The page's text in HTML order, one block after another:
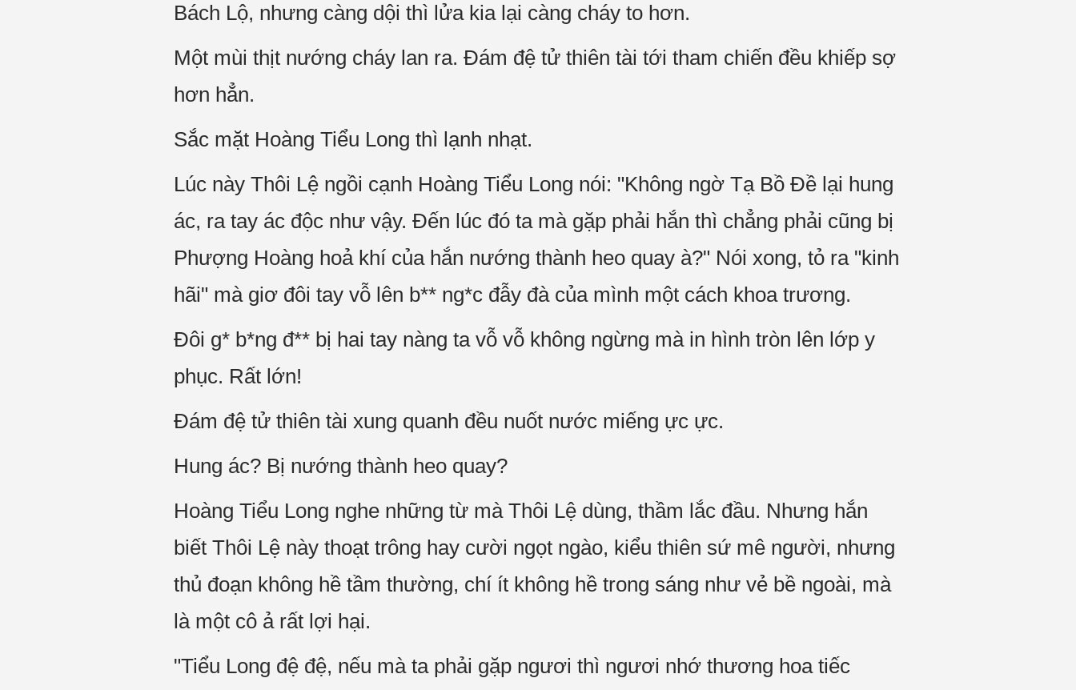
Bách Lộ, nhưng càng dội thì lửa kia lại càng cháy to hơn.
Một mùi thịt nướng cháy lan ra. Đám đệ tử thiên tài tới tham chiến đều khiếp sợ
hơn hẳn.
Sắc mặt Hoàng Tiểu Long thì lạnh nhạt.
Lúc này Thôi Lệ ngồi cạnh Hoàng Tiểu Long nói: "Không ngờ Tạ Bồ Đề lại hung
ác, ra tay ác độc như vậy. Đến lúc đó ta mà gặp phải hắn thì chẳng phải cũng bị
Phượng Hoàng hoả khí của hắn nướng thành heo quay à?" Nói xong, tỏ ra "kinh
hãi" mà giơ đôi tay vỗ lên b** ng*c đẫy đà của mình một cách khoa trương.
Đôi g* b*ng đ** bị hai tay nàng ta vỗ vỗ không ngừng mà in hình tròn lên lớp y
phục. Rất lớn!
Đám đệ tử thiên tài xung quanh đều nuốt nước miếng ực ực.
Hung ác? Bị nướng thành heo quay?
Hoàng Tiểu Long nghe những từ mà Thôi Lệ dùng, thầm lắc đầu. Nhưng hắn
biết Thôi Lệ này thoạt trông hay cười ngọt ngào, kiểu thiên sứ mê người, nhưng
thủ đoạn không hề tầm thường, chí ít không hề trong sáng như vẻ bề ngoài, mà
là một cô ả rất lợi hại.
"Tiểu Long đệ đệ, nếu mà ta phải gặp ngươi thì ngươi nhớ thương hoa tiếc